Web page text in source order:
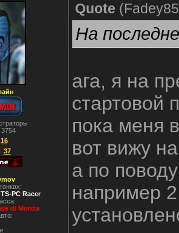
3754
16
37
PC Racer
di Monza
Quote (Fadey85
На
ага, я на
стартовой
пока меня
вот вижу
а по
например